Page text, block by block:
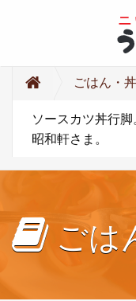
ごはん・
ソースカツ丼行脚
昭和軒さま。
ごは